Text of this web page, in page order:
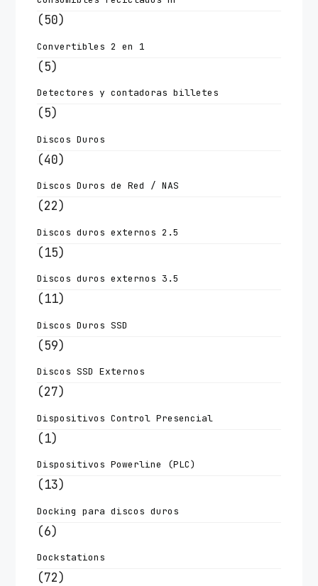
(50)
Convertibles 2 en 1
(5)
Detectores y contadoras billetes
(5)
Discos Duros
(40)
Discos Duros de Red / NAS
(22)
Discos duros externos 2.5
(15)
Discos duros externos 3.5
(11)
Discos Duros SSD
(59)
Discos SSD Externos
(27)
Dispositivos Control Presencial
(1)
Dispositivos Powerline (PLC)
(13)
Docking para discos duros
(6)
Dockstations
(72)